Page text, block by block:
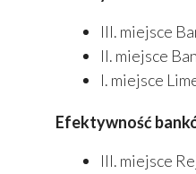
III. miejsce
II. miejsce
I. miejsce
Efektywność
III. miejsce